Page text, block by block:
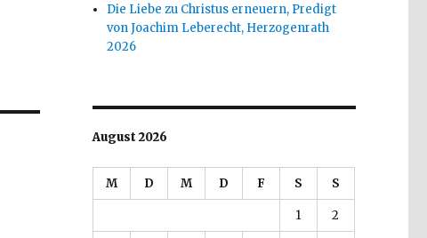
Die Liebe zu Christus erneuern, Predigt
von Joachim Leberecht, Herzogenrath
2026
August 2026
M D M D F S S
1 2